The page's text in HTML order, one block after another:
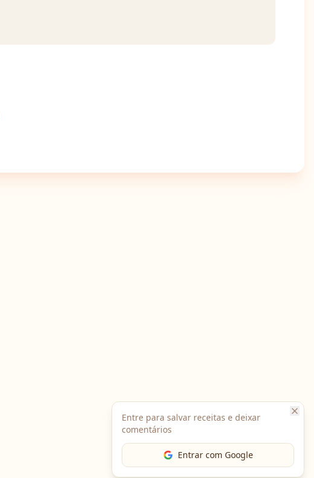
Entre para salvar receitas e deixar
comentários
Entrar com Google